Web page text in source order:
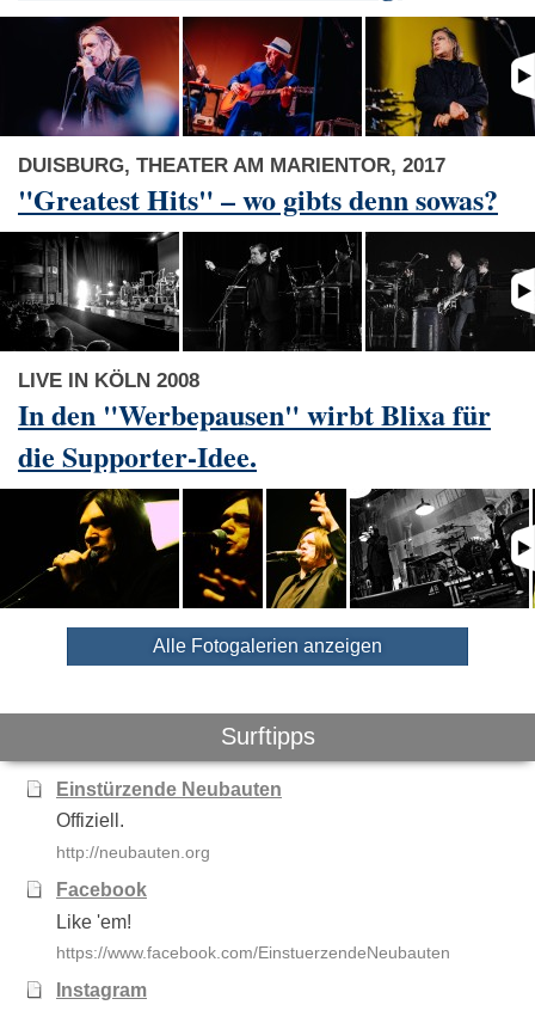
DUISBURG, THEATER AM MARIENTOR, 2017
"Greatest Hits" – wo gibts denn sowas?
LIVE IN KÖLN 2008
In den "Werbepausen" wirbt Blixa für
die Supporter-Idee.
Alle Fotogalerien anzeigen
Surftipps
Einstürzende Neubauten
Offiziell.
http://neubauten.org
Facebook
Like 'em!
https://www.facebook.com/EinstuerzendeNeubauten
Instagram